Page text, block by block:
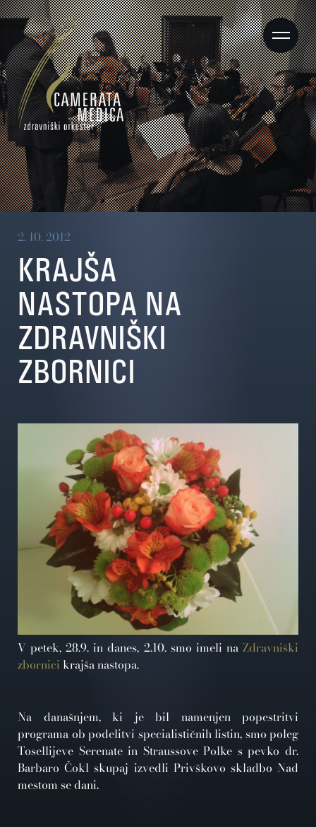
2. 10. 2012
KRAJŠA
NASTOPA NA
ZDRAVNIŠKI
ZBORNICI
V petek, 28.9. in danes, 2.10. smo imeli na Zdravniški
zbornici krajša nastopa.
Na današnjem, ki je bil namenjen popestritvi
programa ob podelitvi specialističnih listin, smo poleg
Tosellijeve Serenate in Straussove Polke s pevko dr.
Barbaro Čokl skupaj izvedli Privškovo skladbo Nad
mestom se dani.